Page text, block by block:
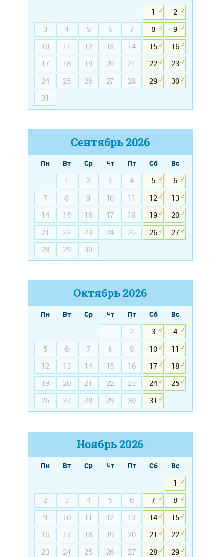
1
2
3
4 5 6 7 8
9
10
11 12 13 14 15
16
17
18 19 20 21 22
23
24
25 26 27 28 29
30
31
Сентябрь2026
Пн Вт Ср Чт Пт Сб
Вс
1
2 3 4 5
6
7
8 9 10 11 12
13
14
15 16 17 18 19
20
21
22 23 24 25 26
27
28
29 30
Октябрь2026
Пн Вт Ср Чт Пт Сб
Вс
1
2 3
4
5
6 7 8 9 10
11
12
13 14 15 16 17
18
19
20 21 22 23 24
25
26
27 28 29 30 31
Ноябрь2026
Пн Вт Ср Чт Пт Сб
Вс
1
2
3 4 5 6 7
8
9
10 11 12 13 14
15
16
17 18 19 20 21
22
23
24 25 26 27 28 29